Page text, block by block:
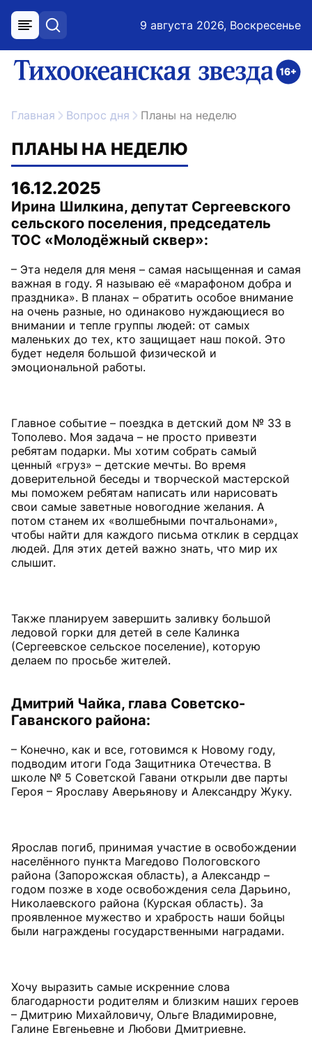
меню поиск 9 августа 2026, Воскресенье
ссылка на главную
Главная Вопрос дня Планы на неделю
ПЛАНЫ НА НЕДЕЛЮ
16.12.2025
Ирина Шилкина, депутат Сергеевского
сельского поселения, председатель
ТОС «Молодёжный сквер»:
– Эта неделя для меня – самая насыщенная и самая
важная в году. Я называю её «марафоном добра и
праздника». В планах – обратить особое внимание
на очень разные, но одинаково нуждающиеся во
внимании и тепле группы людей: от самых
маленьких до тех, кто защищает наш покой. Это
будет неделя большой физической и
эмоциональной работы.
Главное событие – поездка в детский дом № 33 в
Тополево. Моя задача – не просто привезти
ребятам подарки. Мы хотим собрать самый
ценный «груз» – детские мечты. Во время
доверительной беседы и творческой мастерской
мы поможем ребятам написать или нарисовать
свои самые заветные новогодние желания. А
потом станем их «волшебными почтальонами»,
чтобы найти для каждого письма отклик в сердцах
людей. Для этих детей важно знать, что мир их
слышит.
Также планируем завершить заливку большой
ледовой горки для детей в селе Калинка
(Сергеевское сельское поселение), которую
делаем по просьбе жителей.
Дмитрий Чайка, глава Советско-
Гаванского района:
– Конечно, как и все, готовимся к Новому году,
подводим итоги Года Защитника Отечества. В
школе № 5 Советской Гавани открыли две парты
Героя – Ярославу Аверьянову и Александру Жуку.
Ярослав погиб, принимая участие в освобождении
населённого пункта Магедово Пологовского
района (Запорожская область), а Александр –
годом позже в ходе освобождения села Дарьино,
Николаевского района (Курская область). За
проявленное мужество и храбрость наши бойцы
были награждены государственными наградами.
Хочу выразить самые искренние слова
благодарности родителям и близким наших героев
– Дмитрию Михайловичу, Ольге Владимировне,
Галине Евгеньевне и Любови Дмитриевне.